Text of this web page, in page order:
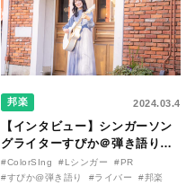
邦楽 2024.03.4
【インタビュー】シンガーソン
グライターすぴか＠弾き語りの
「笑顔を届ける歌表現」を紐解
く。アーティスト活動を飛躍さ
#ColorSIng #Lシンガー
#PR
#すぴか@弾き語り
#ライバー #邦楽